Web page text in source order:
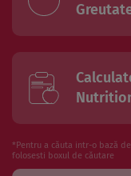
*Pentru a căuta intr-o bază
folosesti boxul de căutare